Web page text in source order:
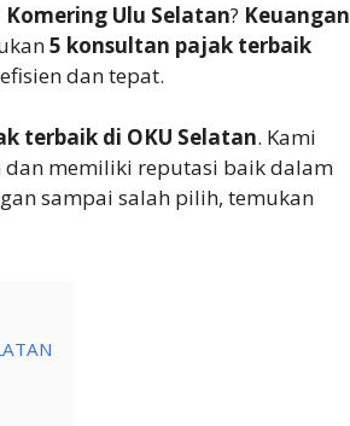
Komering Ulu Selatan? Keuangan
5 konsultan pajak terbaik
dan tepat.
terbaik di OKU Selatan. Kami
memiliki reputasi baik dalam
sampai salah pilih, temukan